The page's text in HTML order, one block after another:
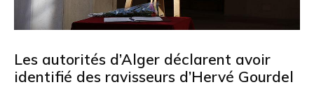
Les autorités d’Alger déclarent avoir
identifié des ravisseurs d’Hervé Gourdel